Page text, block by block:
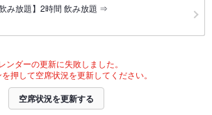
み放題】2時間 飲み放題 ⇒
ンダーの更新に失敗しました。
押して空席状況を更新してください。
空席状況を更新する